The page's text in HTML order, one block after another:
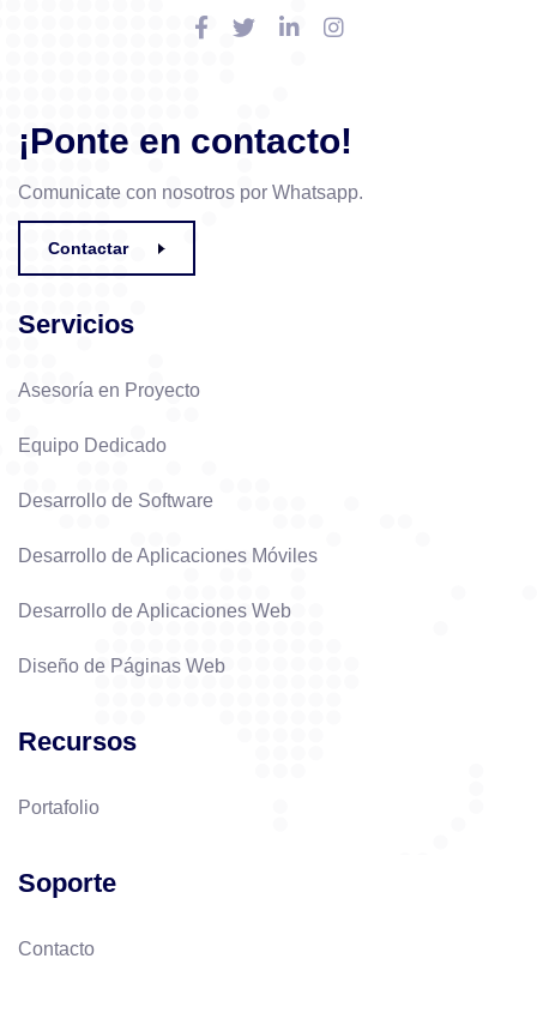
¡Ponte en contacto!
Comunicate con nosotros por Whatsapp.
Contactar
Servicios
Asesoría en Proyecto
Equipo Dedicado
Desarrollo de Software
Desarrollo de Aplicaciones Móviles
Desarrollo de Aplicaciones Web
Diseño de Páginas Web
Recursos
Portafolio
Soporte
Contacto